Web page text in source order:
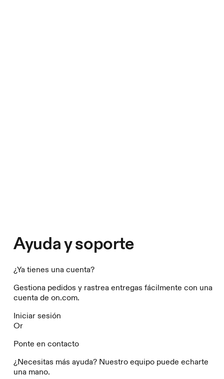
Ayuda y soporte
¿Ya tienes una cuenta?
Gestiona pedidos y rastrea entregas fácilmente con una
cuenta de on.com.
Iniciar sesión
Or
Ponte en contacto
¿Necesitas más ayuda? Nuestro equipo puede echarte
una mano.